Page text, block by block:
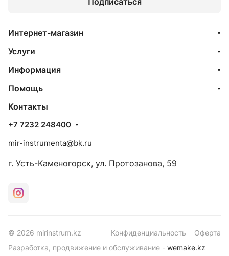
Интернет-магазин
Услуги
Информация
Помощь
Контакты
+7 7232 248400
mir-instrumenta@bk.ru
г. Усть-Каменогорск, ул. Протозанова, 59
© 2026 mirinstrum.kz Конфиденциальность
Оферта
Разработка, продвижение и обслуживание - wemake.kz